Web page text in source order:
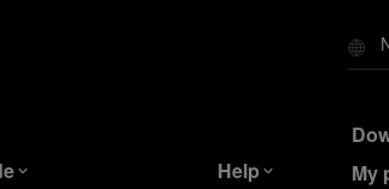
Help
My